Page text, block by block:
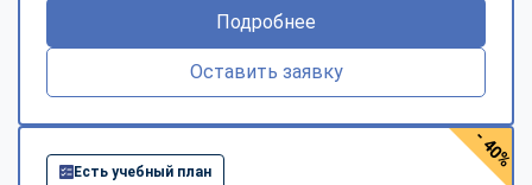
Подробнее
Оставить заявку
Есть учебный план
- 40%